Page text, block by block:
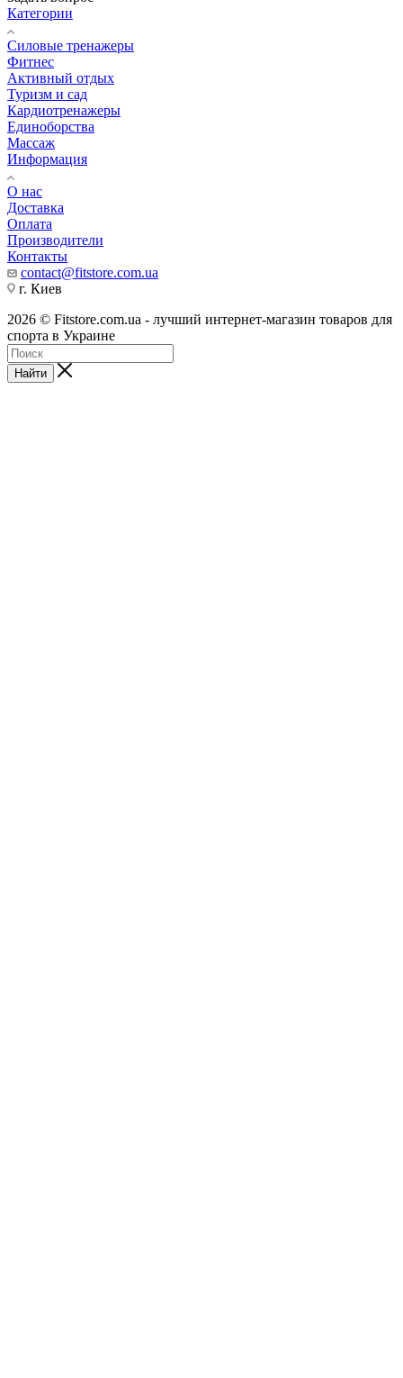
Категории
Силовые тренажеры
Фитнес
Активный отдых
Туризм и сад
Кардиотренажеры
Единоборства
Массаж
Информация
О нас
Доставка
Оплата
Производители
Контакты
contact@fitstore.com.ua
г. Киев
2026 © Fitstore.com.ua - лучший интернет-магазин товаров для
спорта в Украине
Найти